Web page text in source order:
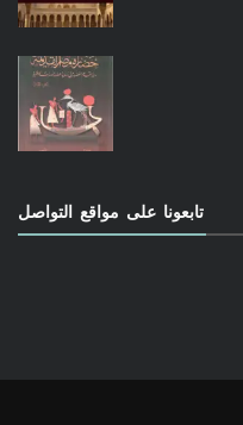
تابعونا على مواقع التواصل